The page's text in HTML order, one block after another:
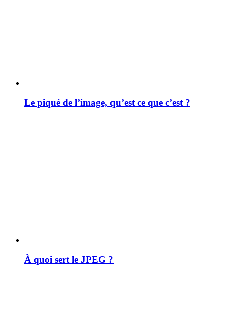
Le piqué de l’image, qu’est ce que c’est ?
À quoi sert le JPEG ?